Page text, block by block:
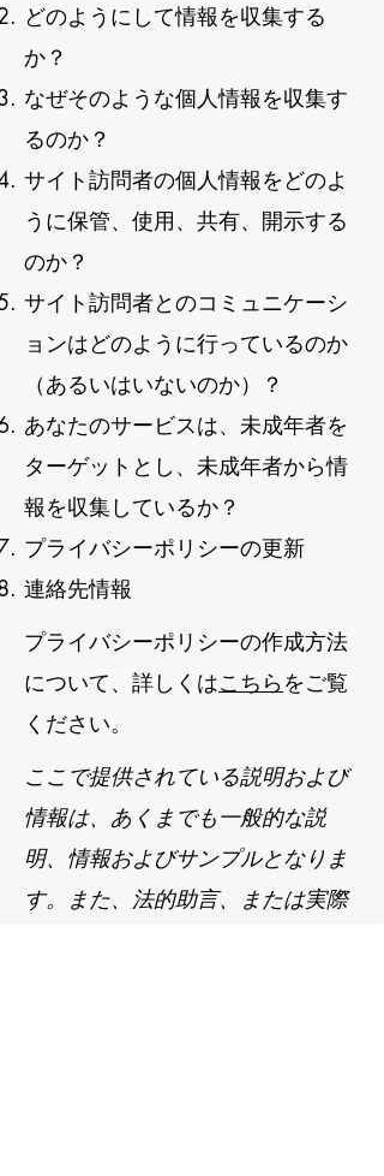
どのようにして情報を収集する
か？
なぜそのような個人情報を収集す
るのか？
サイト訪問者の個人情報をどのよ
うに保管、使用、共有、開示する
のか？
サイト訪問者とのコミュニケーシ
ョンはどのように行っているのか
（あるいはいないのか）？
あなたのサービスは、未成年者を
ターゲットとし、未成年者から情
報を収集しているか？
プライバシーポリシーの更新
連絡先情報
プライバシーポリシーの作成方法
について、詳しくはこちらをご覧
ください。
ここで提供されている説明および
情報は、あくまでも一般的な説
明、情報およびサンプルとなりま
す。また、法的助言、または実際